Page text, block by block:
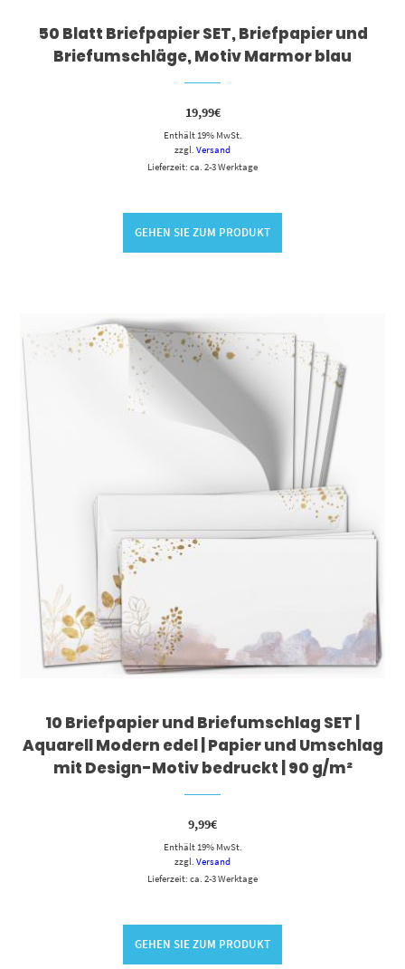
50 Blatt Briefpapier SET, Briefpapier und
Briefumschläge, Motiv Marmor blau
19,99€
Enthält 19% MwSt.
zzgl. Versand
Lieferzeit: ca. 2-3 Werktage
GEHEN SIE ZUM PRODUKT
10 Briefpapier und Briefumschlag SET |
Aquarell Modern edel | Papier und Umschlag
mit Design-Motiv bedruckt | 90 g/m²
9,99€
Enthält 19% MwSt.
zzgl. Versand
Lieferzeit: ca. 2-3 Werktage
GEHEN SIE ZUM PRODUKT